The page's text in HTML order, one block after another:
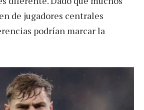
de jugadores centrales
podrían marcar la